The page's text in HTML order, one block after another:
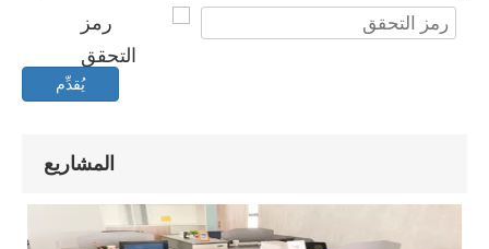
يُقدِّم
المشاريع